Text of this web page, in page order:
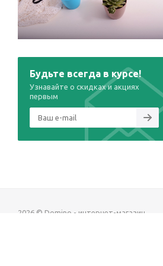
Будьте всегда в курсе!
Узнавайте о скидках и акциях
первым
2026 © Domino - интернет-магазин